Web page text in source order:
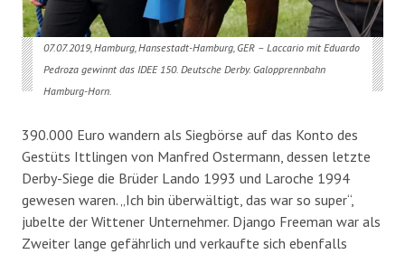
07.07.2019, Hamburg, Hansestadt-Hamburg, GER – Laccario mit Eduardo
Pedroza gewinnt das IDEE 150. Deutsche Derby. Galopprennbahn
Hamburg-Horn.
390.000 Euro wandern als Siegbörse auf das Konto des
Gestüts Ittlingen von Manfred Ostermann, dessen letzte
Derby-Siege die Brüder Lando 1993 und Laroche 1994
gewesen waren. „Ich bin überwältigt, das war so super“,
jubelte der Wittener Unternehmer. Django Freeman war als
Zweiter lange gefährlich und verkaufte sich ebenfalls